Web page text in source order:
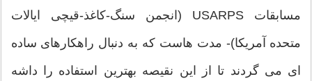
مسابقات USARPS (انجمن سنگ-کاغذ-قیچی ایالات
متحده آمریکا)- مدت هاست که به دنبال راهکارهای ساده
ای می گردند تا از این نقیصه بهترین استفاده را داشه